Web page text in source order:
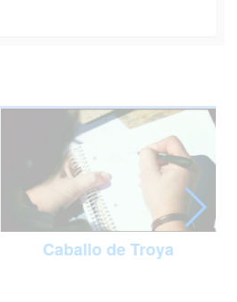
Caballo de Troya